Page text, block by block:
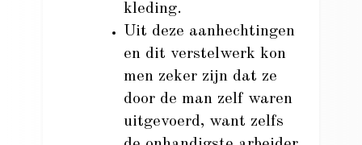
kleding.
Uit deze aanhechtingen
en dit verstelwerk kon
men zeker zijn dat ze
door de man zelf waren
uitgevoerd, want zelfs